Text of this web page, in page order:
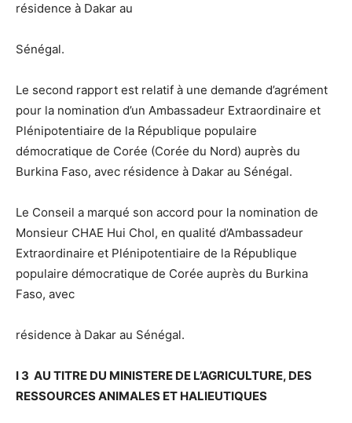
résidence à Dakar au
Sénégal.
Le second rapport est relatif à une demande d’agrément
pour la nomination d’un Ambassadeur Extraordinaire et
Plénipotentiaire de la République populaire
démocratique de Corée (Corée du Nord) auprès du
Burkina Faso, avec résidence à Dakar au Sénégal.
Le Conseil a marqué son accord pour la nomination de
Monsieur CHAE Hui Chol, en qualité d’Ambassadeur
Extraordinaire et Plénipotentiaire de la République
populaire démocratique de Corée auprès du Burkina
Faso, avec
résidence à Dakar au Sénégal.
I 3 AU TITRE DU MINISTERE DE L’AGRICULTURE, DES
RESSOURCES ANIMALES ET HALIEUTIQUES